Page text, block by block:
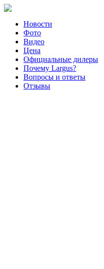
Новости
Фото
Видео
Цена
Официальные дилеры
Почему Largus?
Вопросы и ответы
Отзывы